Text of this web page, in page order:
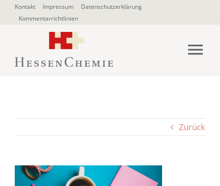
Zum
Inhalt
Kontakt Impressum
Datenschutzerklärung
Kommentarrichtlinien
Über uns
SUCHE
Zurück